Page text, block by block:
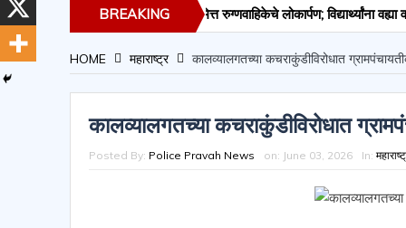
BREAKING
NEWS
यांच्या वाढदिवसानिमित्त रुग्णवाहिकेचे लोकार्पण; विद्यार्थ्यांना वह्या व
उघडकीस; २ आरोपी अटकेत, २.९५ लाखांचा मुद्देमाल जप्त
HOME महाराष्ट्र कालव्यालगतच्या कचराकुंडीविरोधात
कालव्यालगतच्या कचराकुंडीविरोधात
Posted By: Police Pravah News on: June 03, 2026 In: